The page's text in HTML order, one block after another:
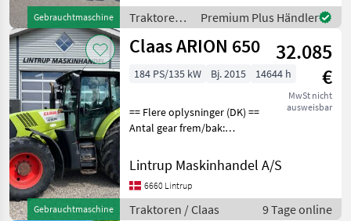
Gebrauchtmaschine
Traktoren /
Claas
Premium Plus Händler
Gebrauchtmaschine
Claas ARION 650
32.085
€
MwSt nicht
ausweisbar
184 PS/135 kW Bj. 2015 14644 h
== Flere oplysninger (DK) ==
Antal gear frem/bak:
nu Claas Arion 650 der er
registreret første gang den
15/04-2015 og vi har den o
Lintrup Maskinhandel A/S
6660 Lintrup
Traktoren / Claas 9 Tage online